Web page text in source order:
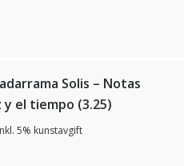
Solis – Notas
y el tiempo (3.25)
5% kunstavgift